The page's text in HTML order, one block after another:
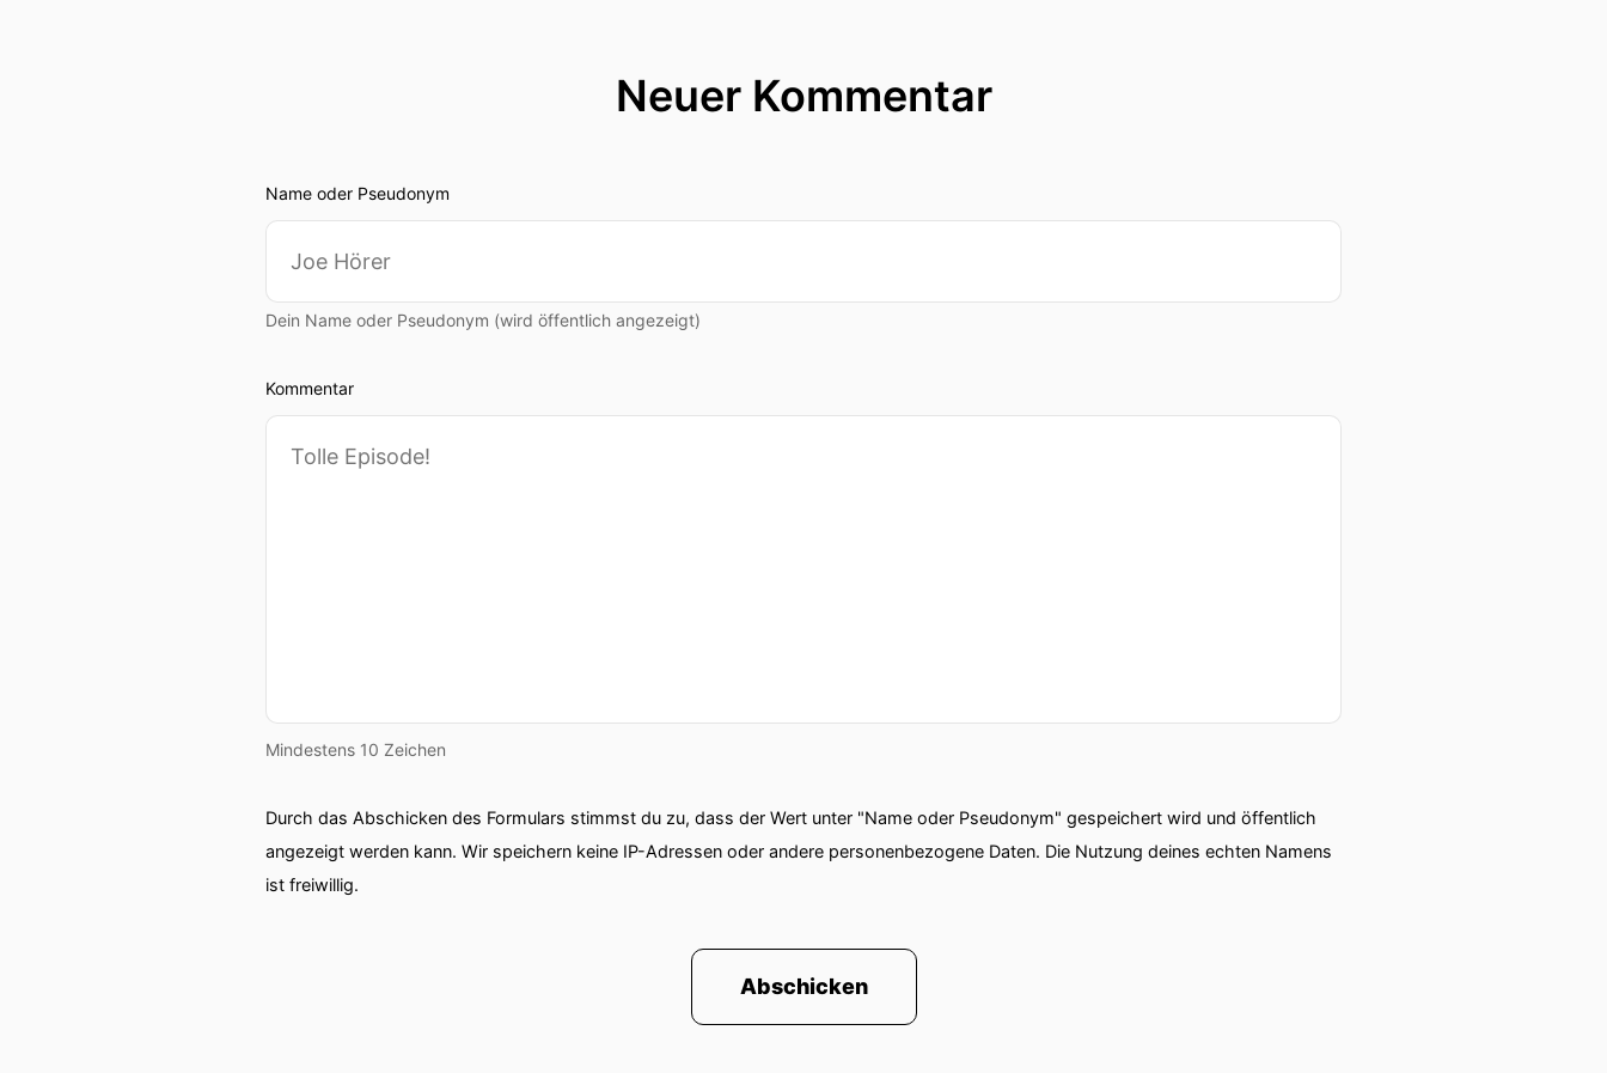
Neuer Kommentar
Name oder Pseudonym
Dein Name oder Pseudonym (wird öffentlich angezeigt)
Kommentar
Mindestens 10 Zeichen
Durch das Abschicken des Formulars stimmst du zu, dass der Wert unter "Name oder Pseudonym" gespeichert wird und öffentlich
angezeigt werden kann. Wir speichern keine IP-Adressen oder andere personenbezogene Daten. Die Nutzung deines echten Namens
ist freiwillig.
Abschicken